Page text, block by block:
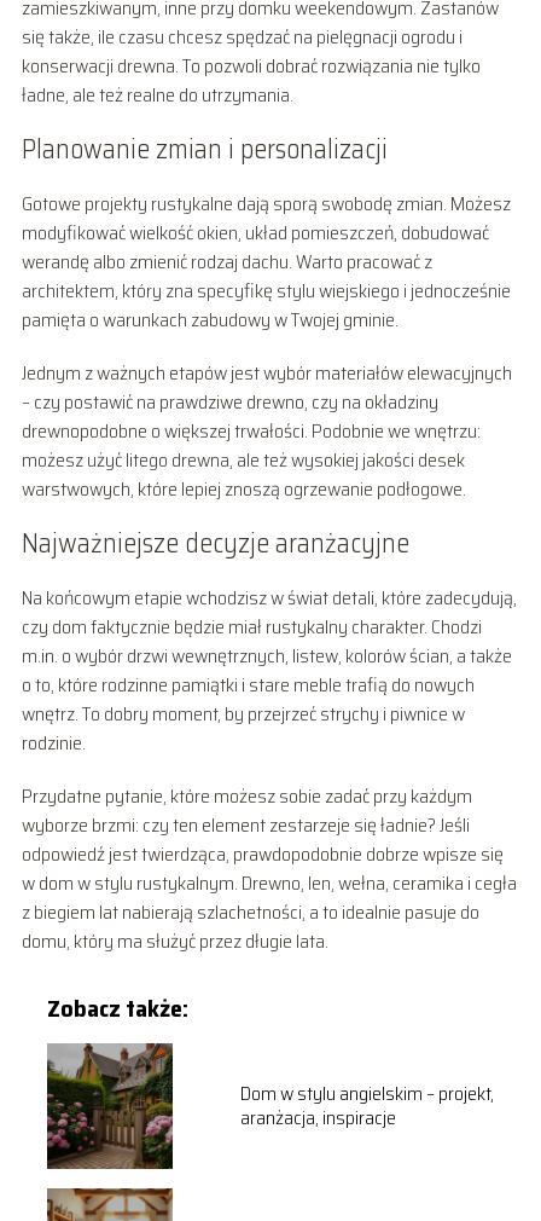
zamieszkiwanym, inne przy domku weekendowym. Zastanów
się także, ile czasu chcesz spędzać na pielęgnacji ogrodu i
konserwacji drewna. To pozwoli dobrać rozwiązania nie tylko
ładne, ale też realne do utrzymania.
Planowanie zmian i personalizacji
Gotowe projekty rustykalne dają sporą swobodę zmian. Możesz
modyfikować wielkość okien, układ pomieszczeń, dobudować
werandę albo zmienić rodzaj dachu. Warto pracować z
architektem, który zna specyfikę stylu wiejskiego i jednocześnie
pamięta o warunkach zabudowy w Twojej gminie.
Jednym z ważnych etapów jest wybór materiałów elewacyjnych
– czy postawić na prawdziwe drewno, czy na okładziny
drewnopodobne o większej trwałości. Podobnie we wnętrzu:
możesz użyć litego drewna, ale też wysokiej jakości desek
warstwowych, które lepiej znoszą ogrzewanie podłogowe.
Najważniejsze decyzje aranżacyjne
Na końcowym etapie wchodzisz w świat detali, które zadecydują,
czy dom faktycznie będzie miał rustykalny charakter. Chodzi
m.in. o wybór drzwi wewnętrznych, listew, kolorów ścian, a także
o to, które rodzinne pamiątki i stare meble trafią do nowych
wnętrz. To dobry moment, by przejrzeć strychy i piwnice w
rodzinie.
Przydatne pytanie, które możesz sobie zadać przy każdym
wyborze brzmi: czy ten element zestarzeje się ładnie? Jeśli
odpowiedź jest twierdząca, prawdopodobnie dobrze wpisze się
w dom w stylu rustykalnym. Drewno, len, wełna, ceramika i cegła
z biegiem lat nabierają szlachetności, a to idealnie pasuje do
domu, który ma służyć przez długie lata.
Zobacz także:
Dom w stylu angielskim – projekt,
aranżacja, inspiracje